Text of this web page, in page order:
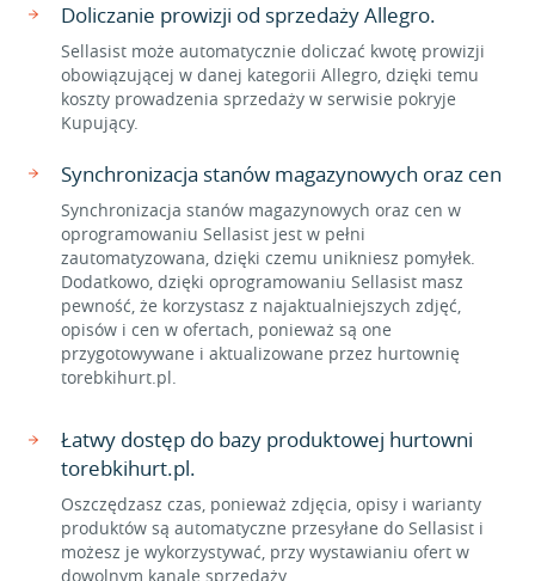
Doliczanie prowizji od sprzedaży Allegro.
Sellasist może automatycznie doliczać kwotę prowizji
obowiązującej w danej kategorii Allegro, dzięki temu
koszty prowadzenia sprzedaży w serwisie pokryje
Kupujący.
Synchronizacja stanów magazynowych oraz cen
Synchronizacja stanów magazynowych oraz cen w
oprogramowaniu Sellasist jest w pełni
zautomatyzowana, dzięki czemu unikniesz pomyłek.
Dodatkowo, dzięki oprogramowaniu Sellasist masz
pewność, że korzystasz z najaktualniejszych zdjęć,
opisów i cen w ofertach, ponieważ są one
przygotowywane i aktualizowane przez hurtownię
torebkihurt.pl.
Łatwy dostęp do bazy produktowej hurtowni
torebkihurt.pl.
Oszczędzasz czas, ponieważ zdjęcia, opisy i warianty
produktów są automatyczne przesyłane do Sellasist i
możesz je wykorzystywać, przy wystawianiu ofert w
dowolnym kanale sprzedaży.